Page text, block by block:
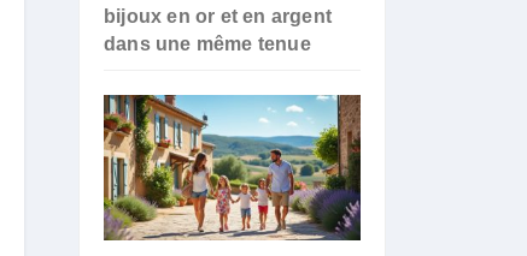
bijoux en or et en argent
dans une même tenue